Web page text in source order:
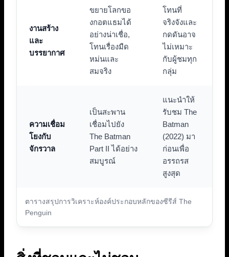
ตารางสรุปการวิเคราะห์องค์ประกอบหลักของซีรีส์ The
Penguin
งานสร้าง
และ
บรรยากาศ
ขยายโลกขอ
งกอตแธมได้
อย่างน่าเชื่อ,
โทนเรื่องมืด
หม่นและ
สมจริง
โทนที่
จริงจังและ
กดดันอาจ
ไม่เหมาะ
กับผู้ชมทุก
กลุ่ม
ความเชื่อม
โยงกับ
จักรวาล
เป็นสะพาน
เชื่อมไปยัง
The Batman
Part II ได้อย่าง
สมบูรณ์
แนะนำให้
รับชม The
Batman
(2022) มา
ก่อนเพื่อ
อรรถรส
สูงสุด